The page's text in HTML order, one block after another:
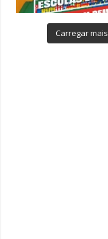
Carregar mais